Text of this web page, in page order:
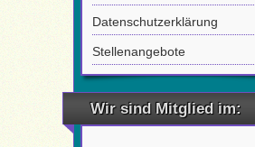
Datenschutzerklärung
Stellenangebote
Wir sind Mitglied im: